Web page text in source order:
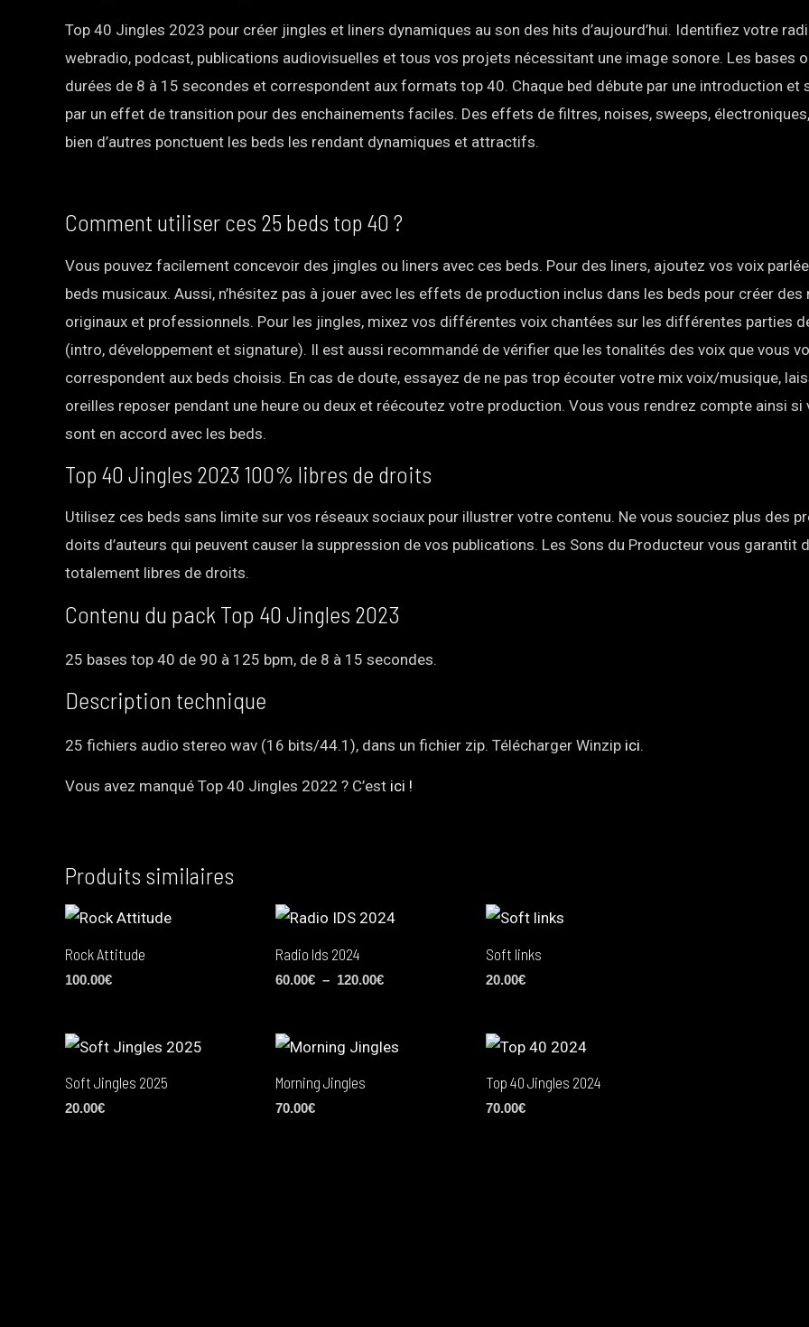
Top 40 Jingles 2023 pour créer jingles et liners dynamiques au son des hits d’aujourd’hui. Identifiez votre
webradio, podcast, publications audiovisuelles et tous vos projets nécessitant une image sonore. Les bases
durées de 8 à 15 secondes et correspondent aux formats top 40. Chaque bed débute par une introduction et
par un effet de transition pour des enchainements faciles. Des effets de filtres, noises, sweeps,
bien d’autres ponctuent les beds les rendant dynamiques et attractifs.
Comment utiliser ces 25 beds top 40 ?
Vous pouvez facilement concevoir des jingles ou liners avec ces beds. Pour des liners, ajoutez vos voix
beds musicaux. Aussi, n’hésitez pas à jouer avec les effets de production inclus dans les beds pour créer des
originaux et professionnels. Pour les jingles, mixez vos différentes voix chantées sur les différentes parties
(intro, développement et signature). Il est aussi recommandé de vérifier que les tonalités des voix que vous
correspondent aux beds choisis. En cas de doute, essayez de ne pas trop écouter votre mix voix/musique,
oreilles reposer pendant une heure ou deux et réécoutez votre production. Vous vous rendrez compte ainsi si
sont en accord avec les beds.
Top 40 Jingles 2023 100% libres de droits
Utilisez ces beds sans limite sur vos réseaux sociaux pour illustrer votre contenu. Ne vous souciez plus des
doits d’auteurs qui peuvent causer la suppression de vos publications. Les Sons du Producteur vous garantit
totalement libres de droits.
Contenu du pack Top 40 Jingles 2023
25 bases top 40 de 90 à 125 bpm, de 8 à 15 secondes.
Description technique
25 fichiers audio stereo wav (16 bits/44.1), dans un fichier zip. Télécharger Winzip ici.
Vous avez manqué Top 40 Jingles 2022 ? C’est ici !
Produits similaires
Rock Attitude
100.00€
Radio Ids 2024
60.00€ – 120.00€
Soft links
20.00€
Soft Jingles 2025
20.00€
Morning Jingles
70.00€
Top 40 Jingles 2024
70.00€